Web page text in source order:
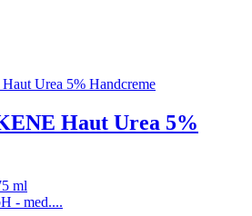
Haut Urea 5%
ml
- med....